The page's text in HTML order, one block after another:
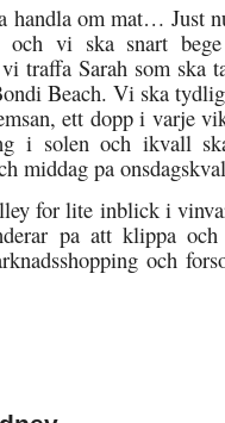
handla om mat… Just
och vi ska snart
traffa Sarah som ska
Beach. Vi ska
ett dopp i varje
i solen och ikvall
middag pa
for lite inblick i
pa att klippa
och